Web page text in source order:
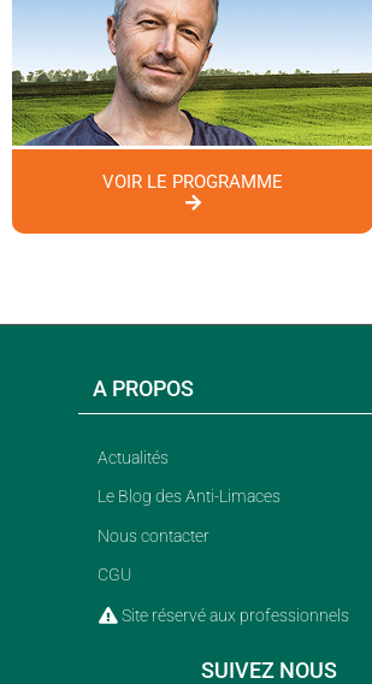
VOIR LE PROGRAMME
A PROPOS
Actualités
Le Blog des Anti-Limaces
Nous contacter
CGU
Site réservé aux professionnels
SUIVEZ NOUS